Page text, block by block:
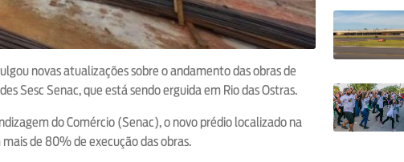
novas atualizações sobre o andamento das obras de
Sesc Senac, que está sendo erguida em Rio das Ostras.
do Comércio (Senac), o novo prédio localizado na
de 80% de execução das obras.